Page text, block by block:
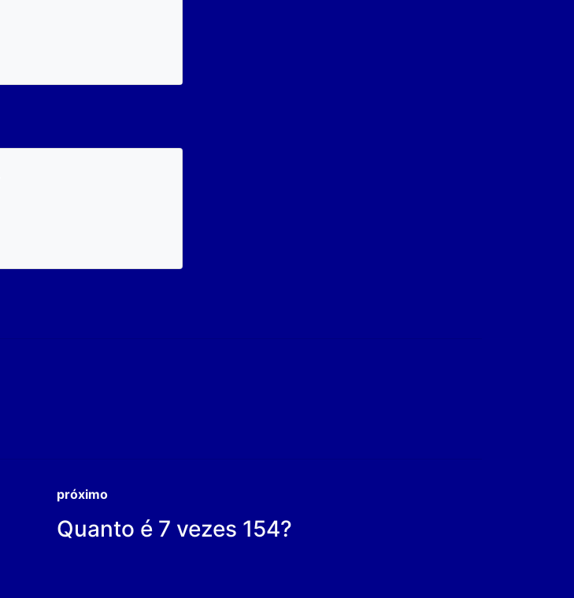
próximo
Quanto é 7 vezes 154?